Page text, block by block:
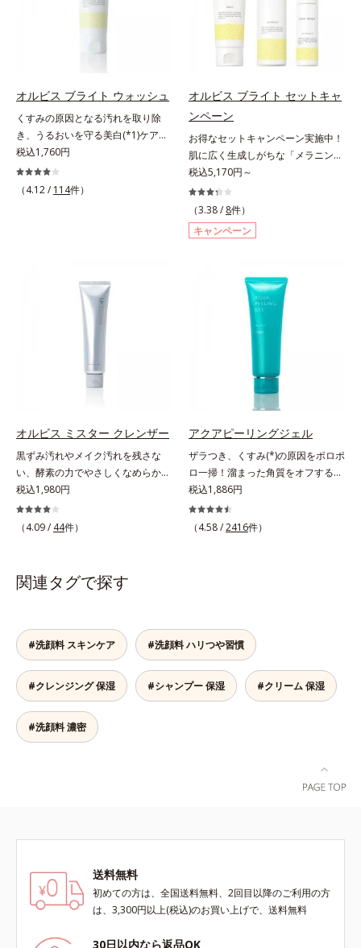
BEAUTY夏祭りは、こちら
さらにビタミンC誘導体をはじめと
した5種の整肌成分(*1)から成る
透力(*2)と安定性を実現。毛穴の目
立ちをしっかりケア(*3)して、ゆら
ぎやすいニキビ肌を、みずみずしい
清潔な垢抜け肌(*4)へと導きます。
たっぷりの保湿成分で低刺激。敏感
肌の方にもお使いいただけます
目立たなくする*4 洗浄による汚れ
の除去*5 すべての方に皮膚刺激が
おきないというわけではありません
※敏感肌対象パッチテスト済（すべ
わけではありません）
を目指します。さらにビタミンC誘
導体(*3)と5種の整肌成分(*4)から成
る「ナノVCショットカプセル(*5)」
を配合。カプセルが浸透(*6)してか
て、高い浸透力(*6)と安定性を実
現。毛穴の目立ちをしっかりケア
(*7)して、ゆらぎやすいニキビ肌
を、みずみずしい清潔な垢抜け肌
(*1)へと導きます。たっぷりの保湿
成分で低刺激。敏感肌の方にもお使
いいただけます(*8)。L＝さっぱり
タイプ（ニキビのできやすい肌・超
脂性肌～普通肌）M＝しっとりタイ
去*2 キメの乱れによる*3 テトラ2-
ヘキシルデカン酸アスコルビル配合
＝整肌成分*4 天然ビタミンE、イノ
シット、フィチン酸、ユズセラミ
ド、スフィンゴ糖脂質*5 テトラ2-
ヘキシルデカン酸アスコルビル、天
然ビタミンE、イノシット、フィチ
ン酸、ユズセラミド、スフィンゴ糖
肌成分*6 角層まで*7 うるおいによ
りキメを整えて毛穴を目立たなくす
る*8 すべての方に皮膚刺激がおき
ないというわけではありません※敏
感肌対象パッチテスト済（すべての
人に皮膚刺激がおきないというわけ
オルビス ブライト ウォッシュ
くすみの原因となる汚れを取り除
き、うるおいを守る美白(*1)ケアシ
リーズの洗顔料。業界初(*2)知見
「メラニンの第三のルート」である
「横のひろがり」に着目して、全方
という「点」だけでなく、透明感の
なさなどの「面」での透明感を阻害
する原因を引き起こしていることが
わかりました。そこでオルビス ブ
み」に着目して「高圧処理ビタミン
C(*7)」を採用。肌奥(*5)まで浸透
オルビス独自成分の「ブライトVC
コンプレックス(*8)」が、透明感を
阻害する原因(*9)にアプローチしま
す。さらに肌表面のなめらかさやみ
ずみずしさをサポートするために、
肌荒れ防止有効成分と速効性と持続
のアプローチによって、肌本来の輝
きを生かして澄み渡る、輝き透明肌
イプ（普通肌～乾性肌）*1 メラニ
ンの生成を抑え、シミ・ソバカスを
防ぐ*2 日本化粧品業界で初めてメ
ラニンの第三のルートに着目し、日
本放射線影響学会第53回大会で
2010年10月に初めて発表したこと
*3 うるおいにより透明感のある肌
ミンCとブライトVCコンプレックス
は配合されていません。
税込1,760円
（4.12 / 114件）
オルビス ブライト セットキャ
ンペーン
お得なセットキャンペーン実施中！
肌に広く生成しがちな「メラニンに
じみ(*1)」の原因をブロック(*2)！
澄み渡る輝き透明肌(*3)へ。業界初
(*4)知見「メラニンの第三のルー
ト」である「横のひろがり」に着目
して、全方位から透明肌を目指すブ
す。受けてしまった紫外線ダメージ
をきっかけに、肌深く(*6)では「メ
ラニンにじみ(*1)」が発現。シミや
ソバカスという「点」だけでなく、
透明感のなさなどの「面」での透明
感を阻害する原因を引き起こしてい
ることがわかりました。そこでオル
ビス ブライト シリーズは「メラニ
ンにじみ」に着目して「高圧処理ビ
タミンC(*7)」を採用。肌奥(*6)まで
浸透し、シミやソバカスの原因とな
るメラニンの生成を食い止めます。
またオルビス独自成分の「ブライト
VCコンプレックス(*8)」が、透明感
を阻害する原因(*9)にアプローチし
ます。さらに肌表面のなめらかさや
の輝きを生かして澄み渡る、輝き透
明肌を叶えます。L＝さっぱりタイ
プ（脂性肌～普通肌）M＝しっとり
タイプ（普通肌～乾性肌）*1 シ
ミ・ソバカスが肌表面にあらわれる
トに着目し、日本放射線影響学会第
燥など
税込5,170円～
（3.38 / 8件）
キャンペーン
オルビス ミスター クレンザー
黒ずみ汚れやメイク汚れを残さな
い、酵素の力でやさしくなめらかに
洗い上げるW洗顔不要のスペシャル
クレンザー。過剰な皮脂とその皮脂
汚れが詰まって発生する黒ずみ汚れ
し出す脂質分解酵素「リパーゼ」を
組み合わせた複合洗浄成分「リンゴ
「CISブースター(*2)」配合で、あな
た本来の清潔透明肌へと導きます。
毛穴の汚れをしっかり洗い流す期待
感が高まる黒と、優しく肌に吸い付
くようなとろけ感のジェル状テクス
チャー。毛穴の黒ずみもメイクもし
っかり洗い流し、洗いあがりはつる
クトンエキス、ハス花エキス、乳酸
ルギニン【ご使用ステップ】オルビ
ス ミスター クレンザー ⇒ 化粧水
⇒ 保湿液※洗顔料と置き換えてご
税込1,980円
（4.09 / 44件）
アクアピーリングジェル
ザラつき、くすみ(*)の原因をポロポ
ロ一掃！溜まった角質をオフするピ
ーリングジェル。ミネラル豊富な水
80％とアンズ果汁で保湿効果も。化
粧のりの悪さやくすみなどを、一気
アンズ果汁で、角質を自然にはがれ
やすく浮かせてから、「消しゴム」
のようにポロポロに巻き込んで取り
除きます。水を利用して取り除く仕
方にもおすすめです。ピーリング後
だから、化粧水の浸透力もいつもと
らかで透明感あふれる素肌へ導きま
す。* 乾燥や角質肥厚、キメの乱れ
税込1,886円
（4.58 /2416件）
関連タグで探す
#洗顔料 スキンケア #洗顔料 ハリつや習慣
#クレンジング 保湿 #シャンプー 保湿 #クリーム 保湿
#洗顔料 濃密
送料無料
初めての方は、全国送料無料、2回目以降のご利用の方
は、3,300円以上(税込)のお買い上げで、送料無料
30日以内なら返品OK